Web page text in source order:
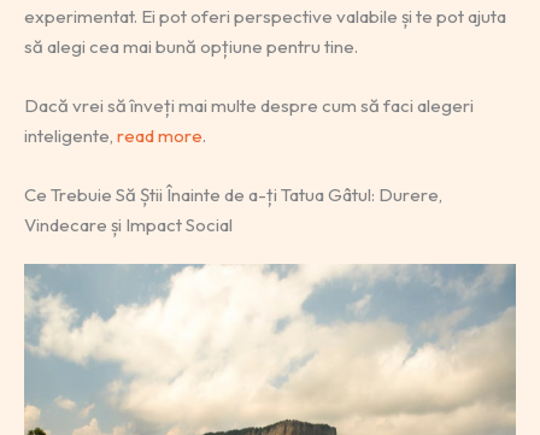
experimentat. Ei pot oferi perspective valabile și te pot ajuta
să alegi cea mai bună opțiune pentru tine.
Dacă vrei să înveți mai multe despre cum să faci alegeri
inteligente, read more.
Ce Trebuie Să Știi Înainte de a-ți Tatua Gâtul: Durere,
Vindecare și Impact Social